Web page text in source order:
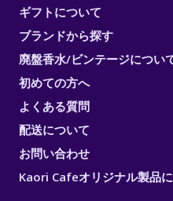
ギフトについて
ブランドから探す
廃盤香水/ビンテージについ
初めての方へ
よくある質問
配送について
お問い合わせ
Kaori Cafeオリジナル製品